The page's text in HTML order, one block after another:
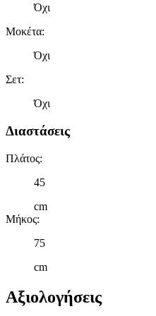
Όχι
Μοκέτα:
Όχι
Σετ:
Όχι
Διαστάσεις
Πλάτος:
45
cm
Μήκος:
75
cm
Αξιολογήσεις